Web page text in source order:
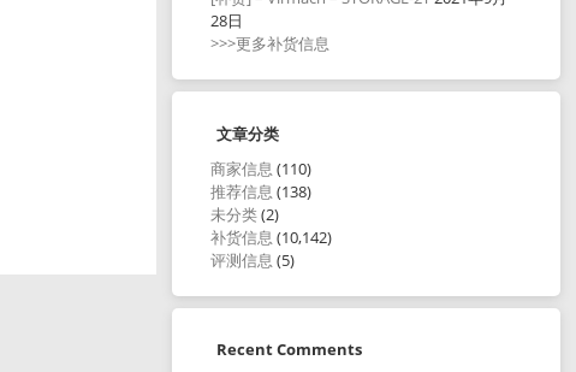
28日
>>>更多补货信息
文章分类
商家信息 (110)
推荐信息 (138)
未分类(2)
补货信息 (10,142)
评测信息 (5)
Recent Comments